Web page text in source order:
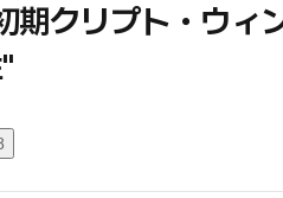
期クリプト・ウィ